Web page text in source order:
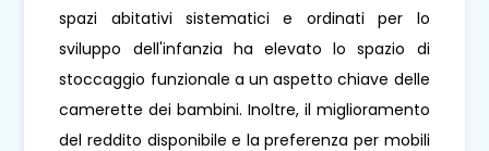
spazi abitativi sistematici e ordinati per lo
sviluppo dell'infanzia ha elevato lo spazio di
stoccaggio funzionale a un aspetto chiave delle
camerette dei bambini. Inoltre, il miglioramento
del reddito disponibile e la preferenza per mobili